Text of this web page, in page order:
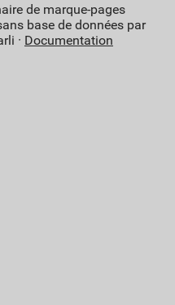
de marque-pages
base de données par
· Documentation